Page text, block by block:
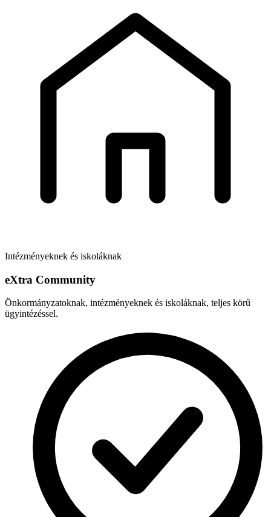
Intézményeknek és iskoláknak
eXtra Community
Önkormányzatoknak, intézményeknek és iskoláknak, teljes körű
ügyintézéssel.